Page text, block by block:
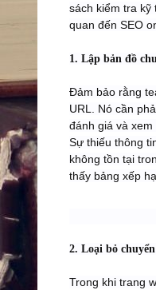
sách kiểm tra kỹ
quan đến SEO
1. Lập bản đồ
Đảm bảo rằng
URL. Nó cần
đánh giá và
Sự thiếu thông
không tồn tại
thấy bảng xếp
2. Loại bỏ
Trong khi trang